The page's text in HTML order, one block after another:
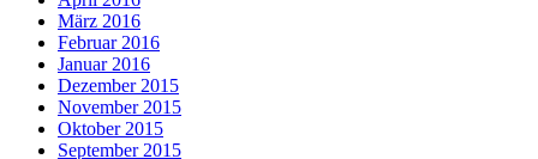
März 2016
Februar 2016
Januar 2016
Dezember 2015
November 2015
Oktober 2015
September 2015